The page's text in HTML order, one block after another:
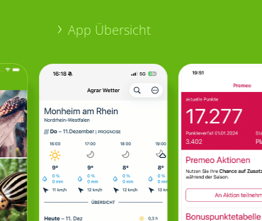
App Übersicht